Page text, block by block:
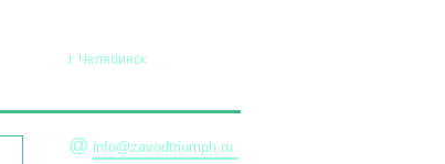
г. Челябинск
@ info@zavodtriumph.ru